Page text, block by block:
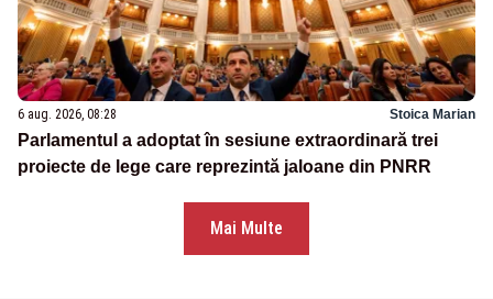
6 aug. 2026, 08:28 Stoica Marian
Parlamentul a adoptat în sesiune extraordinară trei
proiecte de lege care reprezintă jaloane din PNRR
Mai Multe